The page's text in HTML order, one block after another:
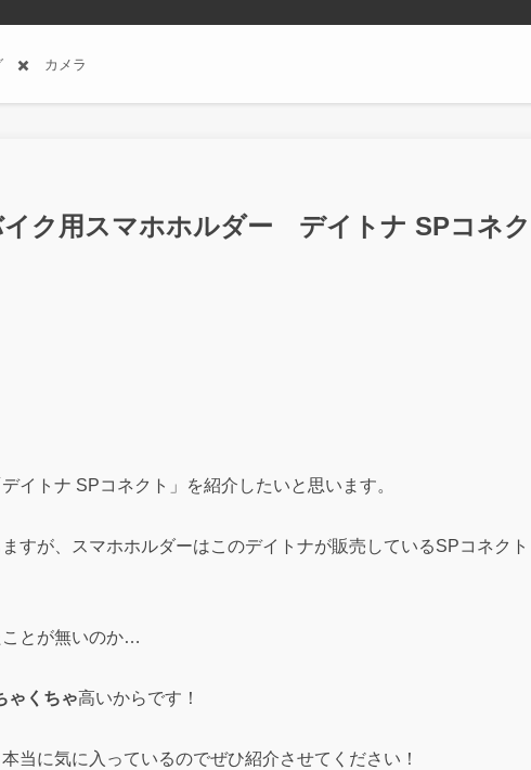
✖️ カメラ
ク用スマホホルダー デイトナ SPコネ
イトナ SPコネクト」を紹介したいと思います。
すが、スマホホルダーはこのデイトナが販売しているSPコネク
ことが無いのか…
ゃくちゃ高いからです！
当に気に入っているのでぜひ紹介させてください！